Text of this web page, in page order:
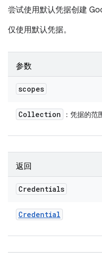
尝试使用默认凭据创建
仅使用默认凭据。
参数
scopes
Collection ：凭据的范
返回
Credentials
Credential